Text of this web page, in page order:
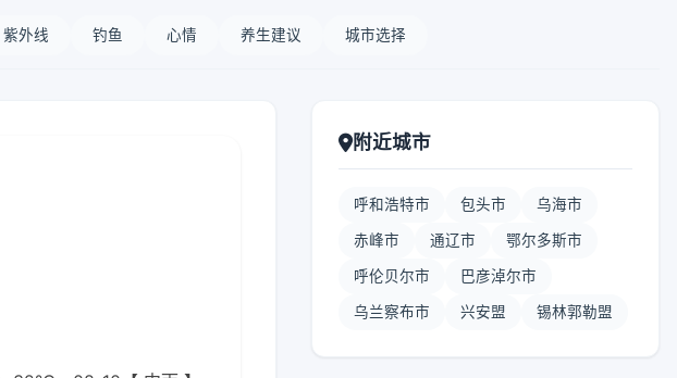
紫外线 钓鱼 心情 养生建议 城市选择
附近城市
呼和浩特市 包头市 乌海市
赤峰市 通辽市 鄂尔多斯市
呼伦贝尔市 巴彦淖尔市
乌兰察布市 兴安盟 锡林郭勒盟